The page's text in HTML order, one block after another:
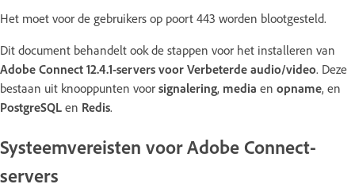
Het moet voor de gebruikers op poort 443 worden blootgesteld.
Dit document behandelt ook de stappen voor het installeren van
Adobe Connect 12.4.1-servers voor Verbeterde audio/video. Deze
bestaan uit knooppunten voor signalering, media en opname, en
PostgreSQL en Redis.
Systeemvereisten voor Adobe Connect-
servers